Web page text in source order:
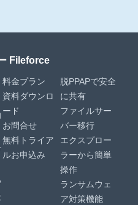
Fileforce
料金プラン
資料ダウンロ
ード
お問合せ
無料トライア
ルお申込み
脱PPAPで安全
に共有
ファイルサー
バー移行
エクスプロー
ラーから簡単
操作
ランサムウェ
ア対策機能